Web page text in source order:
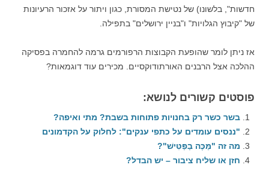
חדשות", בלשונו) של נטישת המסורת, כגון ויתור על אזכור הרעיונות
של "קיבוץ הגלויות" ו"בניין ירושלים" בתפילה.
אז ניתן לומר שהופעת הקבוצות הרפורמים גרמה להחמרה בפסיקה
ההלכה אצל הרבנים האורתודוקסיים. מכירים עוד דוגמאות?
פוסטים קשורים לנושא:
בשר כשר רק בחנויות פתוחות בשבת? מתי ואיפה?
"ננסים עומדים על כתפי ענקים": לחלוק על הקדמונים
מה זה "מַּכֶּה בַפַּטִּישׁ"?
חזן או שליח ציבור – יש הבדל?